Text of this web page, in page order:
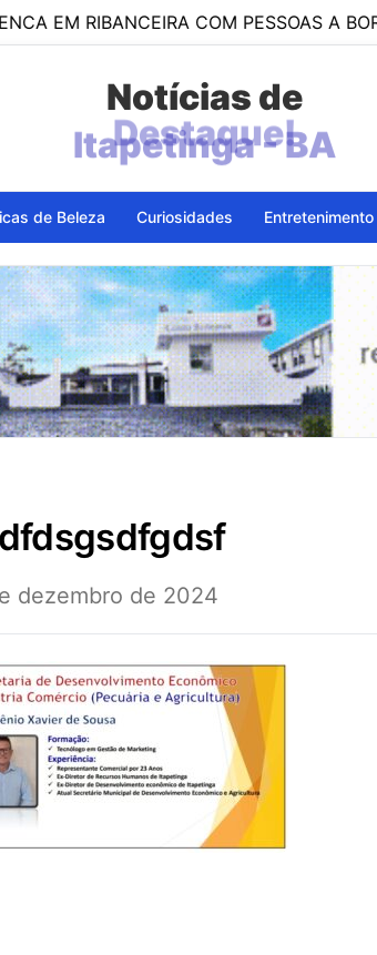
COM PESSOAS A BORDO
Notícias de
Itapetinga - BA
de Beleza Curiosidades Entretenimento
dezembro de 2024